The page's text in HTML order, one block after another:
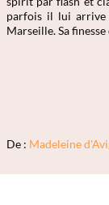
parfois il lui arrive
Marseille. Sa
De : Madeleine